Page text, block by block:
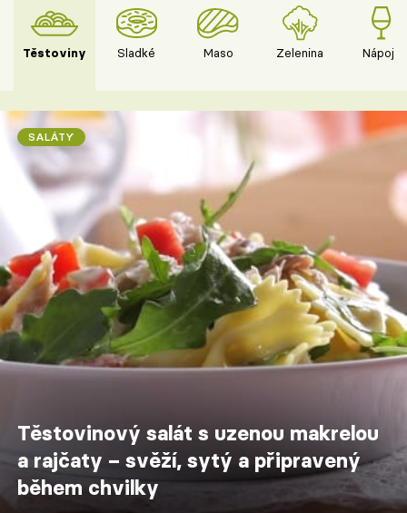
Těstoviny Sladké Maso Zelenina Nápoje
SALÁTY
Těstovinový salát s uzenou makrelou
a rajčaty – svěží, sytý a připravený
během chvilky